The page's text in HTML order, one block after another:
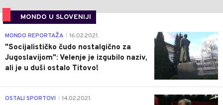
MONDO U SLOVENIJI
4
MONDO REPORTAŽA 16.02.2021.
"Socijalističko čudo nostalgično za
Jugoslavijom": Velenje je izgubilo naziv,
ali je u duši ostalo Titovo!
1
OSTALI SPORTOVI 14.02.2021.